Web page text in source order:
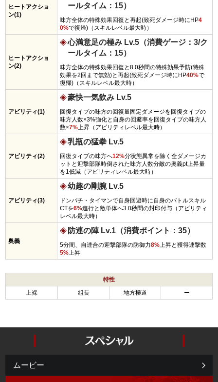
ヒートアクショ
ン(1)
ールタイム：15）
味方全体の特殊効果回復と再起(致死ダメージ時にHP4
0%で復帰)（スキルレベル最大時）
ヒートアクショ
ン(2)
心満意足の極み Lv.5（消費ゲージ：3/ク
ールタイム：15）
味方全体の特殊効果回復と8.0秒間の特殊効果予防(特殊
効果を2回まで無効)と再起(致死ダメージ時にHP40%で
復帰)（スキルレベル最大時）
アビリティ(1)
豪快一気飲み Lv.5
回復タイプの味方の回復量固定ダメージを回復タイプの
味方人数×3%強化と自身の回避率を回復タイプの味方人
数×7%上昇（アビリティレベル最大時）
アビリティ(2)
乳瓶の猛拳 Lv.5
回復タイプの味方へ12%分状態異常を除く全ダメージカ
ットと迎撃部隊時倒された味方人数分敵の奥義pt上昇量
を1低減（アビリティレベル最大時）
アビリティ(3)
幼趣の剛腕 Lv.5
ドンパチ・タイマンで自身回避時に自身のバトルスキル
CTを6%進行と敵単体へ3.0秒間の封印付与（アビリティ
レベル最大時）
奥義
防連の陣 Lv.1（消費ポイント：35）
5分間、自連合の迎撃部隊の防御力8%上昇と獲得連撃数
5%上昇
特性
上裸
組長 地方極道 ー
ムービー